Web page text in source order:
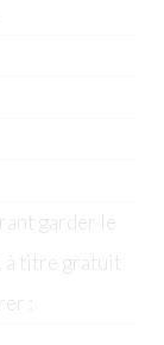
garder le
à titre gratuit
: